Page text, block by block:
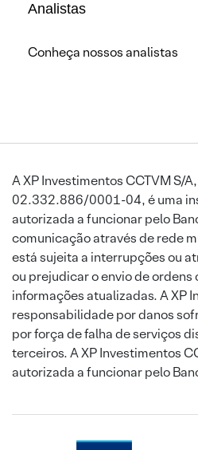
Analistas
Conheça nossos analistas
A XP Investimentos CCTVM S/
02.332.886/0001-04, é uma
autorizada a funcionar pelo
comunicação através de rede
está sujeita a interrupções ou
ou prejudicar o envio de ordens
informações atualizadas. A XP
responsabilidade por danos
por força de falha de serviços
terceiros. A XP Investimentos
autorizada a funcionar pelo